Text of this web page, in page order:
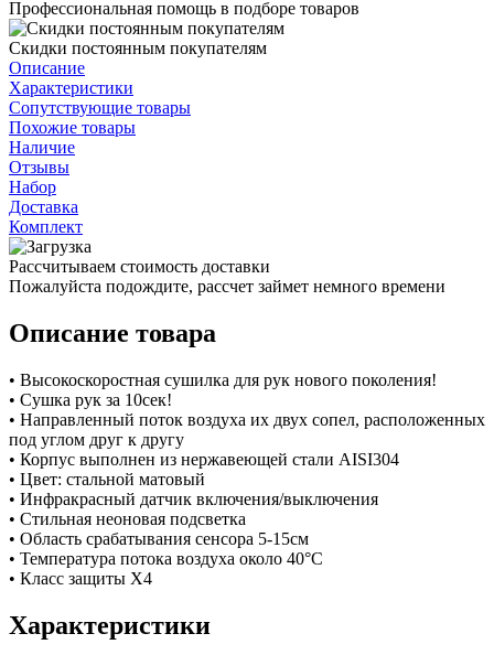
Профессиональная помощь в подборе товаров
Скидки постоянным покупателям
Описание
Характеристики
Сопутствующие товары
Похожие товары
Наличие
Отзывы
Набор
Доставка
Комплект
Рассчитываем стоимость доставки
Пожалуйста подождите, рассчет займет немного времени
Описание товара
• Высокоскоростная сушилка для рук нового поколения!
• Сушка рук за 10сек!
• Направленный поток воздуха их двух сопел, расположенных
под углом друг к другу
• Корпус выполнен из нержавеющей стали AISI304
• Цвет: стальной матовый
• Инфракрасный датчик включения/выключения
• Стильная неоновая подсветка
• Область срабатывания сенсора 5-15см
• Температура потока воздуха около 40°С
• Класс защиты X4
Характеристики